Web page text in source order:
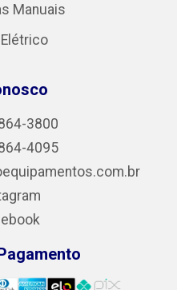
Manuais
3800
4095